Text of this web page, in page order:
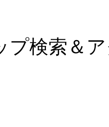
プ検索＆